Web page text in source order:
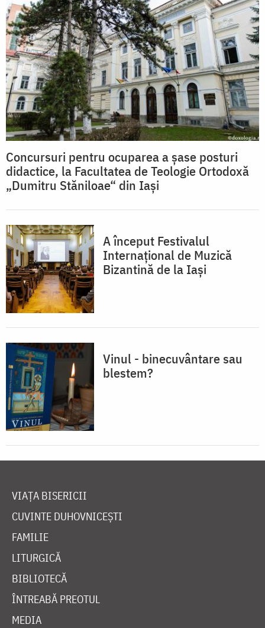
Concursuri pentru ocuparea a șase posturi
didactice, la Facultatea de Teologie Ortodoxă
„Dumitru Stăniloae“ din Iaşi
A început Festivalul
Internațional de Muzică
Bizantină de la Iași
Vinul - binecuvântare sau
blestem?
VIAȚA BISERICII
CUVINTE DUHOVNICEȘTI
FAMILIE
LITURGICĂ
BIBLIOTECĂ
ÎNTREABĂ PREOTUL
MEDIA